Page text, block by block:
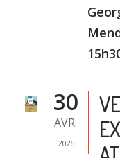
30
AVR.
2026